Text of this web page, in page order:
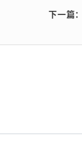
下一篇：